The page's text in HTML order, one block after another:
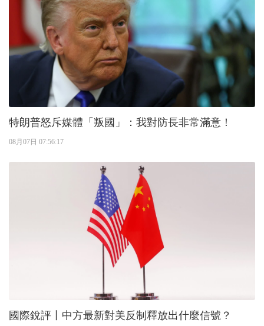
特朗普怒斥媒體「叛國」：我對防長非常滿意！
08月07日 07:56:17
國際銳評丨中方最新對美反制釋放出什麼信號？